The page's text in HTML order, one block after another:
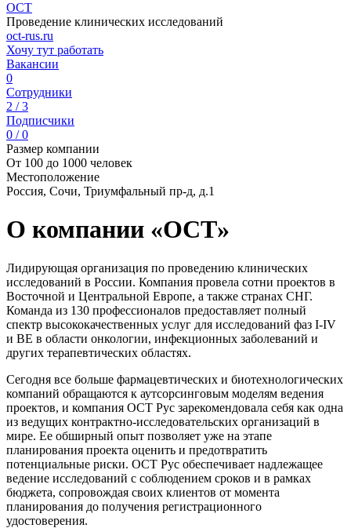
OCT
Проведение клинических исследований
oct-rus.ru
Хочу тут работать
Вакансии
0
Сотрудники
2 / 3
Подписчики
0 / 0
Размер компании
От 100 до 1000 человек
Местоположение
Россия, Сочи, Триумфальный пр-д, д.1
О компании «OCT»
Лидирующая организация по проведению клинических
исследований в России. Компания провела сотни проектов в
Восточной и Центральной Европе, а также странах СНГ.
Команда из 130 профессионалов предоставляет полный
спектр высококачественных услуг для исследований фаз I-IV
и BE в области онкологии, инфекционных заболеваний и
других терапевтических областях.
Сегодня все больше фармацевтических и биотехнологических
компаний обращаются к аутсорсинговым моделям ведения
проектов, и компания ОСТ Рус зарекомендовала себя как одна
из ведущих контрактно-исследовательских организаций в
мире. Ее обширный опыт позволяет уже на этапе
планирования проекта оценить и предотвратить
потенциальные риски. ОСТ Рус обеспечивает надлежащее
ведение исследований с соблюдением сроков и в рамках
бюджета, сопровождая своих клиентов от момента
планирования до получения регистрационного
удостоверения.